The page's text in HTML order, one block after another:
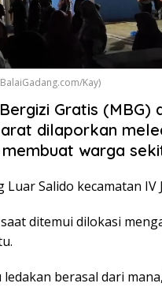
Kay)
Gratis (MBG)
dilaporkan
warga
Salido kecamatan IV
ditemui dilokasi
berasal dari